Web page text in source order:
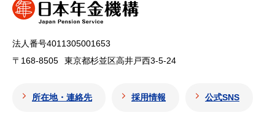
法人番号4011305001653
〒168-8505
東京都杉並区高井戸西3-5-24
所在地・連絡先 採用情報 公式SNS